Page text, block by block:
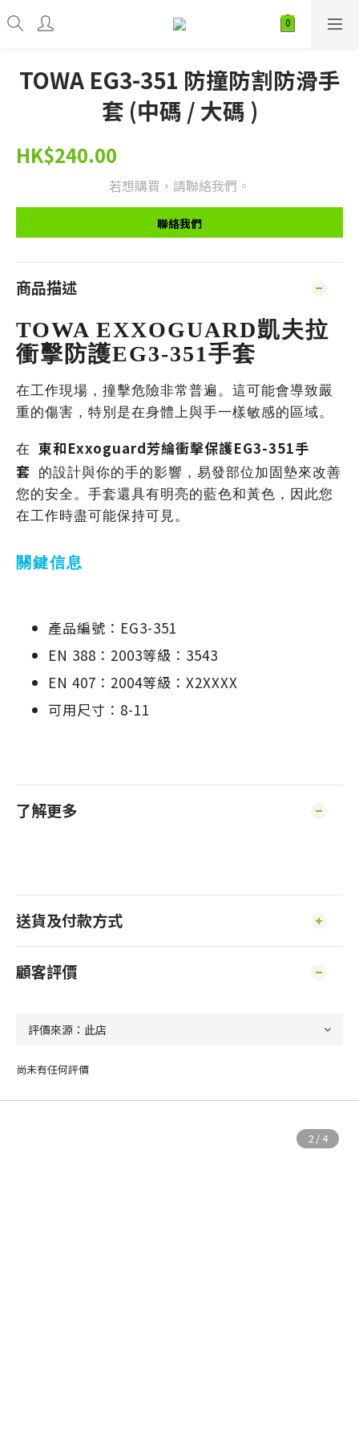
TOWA EG3-351 防撞防割防滑手
套 (中碼 / 大碼 )
HK$240.00
若想購買，請聯絡我們。
聯絡我們
商品描述
TOWA EXXOGUARD凱夫拉
衝擊防護EG3-351手套
在工作現場，撞擊危險非常普遍。這可能會導致嚴
重的傷害，特別是在身體上與手一樣敏感的區域。
在 東和Exxoguard芳綸衝擊保護EG3-351手
套 的設計與你的手的影響，易發部位加固墊來改善
您的安全。手套還具有明亮的藍色和黃色，因此您
在工作時盡可能保持可見。
關鍵信息
產品編號：EG3-351
EN 388：2003等級：3543
EN 407：2004等級：X2XXXX
可用尺寸：8-11
了解更多
送貨及付款方式
顧客評價
尚未有任何評價